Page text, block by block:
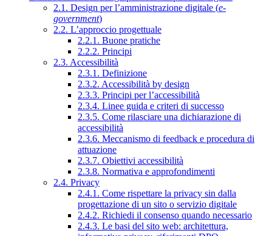
2.1. Design per l’amministrazione digitale (e-
government)
2.2. L’approccio progettuale
2.2.1. Buone pratiche
2.2.2. Principi
2.3. Accessibilità
2.3.1. Definizione
2.3.2. Accessibilità by design
2.3.3. Principi per l’accessibilità
2.3.4. Linee guida e criteri di successo
2.3.5. Come rilasciare una dichiarazione di
accessibilità
2.3.6. Meccanismo di feedback e procedura di
attuazione
2.3.7. Obiettivi accessibilità
2.3.8. Normativa e approfondimenti
2.4. Privacy
2.4.1. Come rispettare la privacy sin dalla
progettazione di un sito o servizio digitale
2.4.2. Richiedi il consenso quando necessario
2.4.3. Le basi del sito web: architettura,